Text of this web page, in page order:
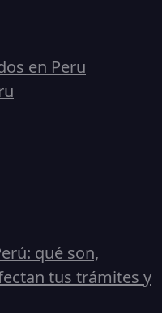
en Peru
qué son,
tus trámites y